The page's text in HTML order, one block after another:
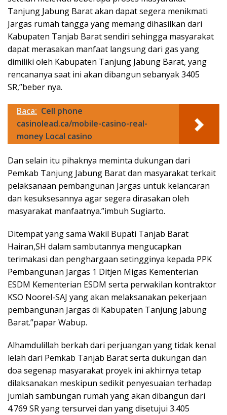
Tanjung Jabung Barat akan dapat segera menikmati
Jargas rumah tangga yang memang dihasilkan dari
Kabupaten Tanjab Barat sendiri sehingga masyarakat
dapat merasakan manfaat langsung dari gas yang
dimiliki oleh Kabupaten Tanjung Jabung Barat, yang
rencananya saat ini akan dibangun sebanyak 3405
SR,”beber nya.
Baca: Cell phone
casinolead.ca/mobile-casino-real-
money Local casino
Dan selain itu pihaknya meminta dukungan dari
Pemkab Tanjung Jabung Barat dan masyarakat terkait
pelaksanaan pembangunan Jargas untuk kelancaran
dan kesuksesannya agar segera dirasakan oleh
masyarakat manfaatnya.”imbuh Sugiarto.
Ditempat yang sama Wakil Bupati Tanjab Barat
Hairan,SH dalam sambutannya mengucapkan
terimakasi dan penghargaan setingginya kepada PPK
Pembangunan Jargas 1 Ditjen Migas Kementerian
ESDM Kementerian ESDM serta perwakilan kontraktor
KSO Noorel-SAJ yang akan melaksanakan pekerjaan
pembangunan Jargas di Kabupaten Tanjung Jabung
Barat.”papar Wabup.
Alhamdulillah berkah dari perjuangan yang tidak kenal
lelah dari Pemkab Tanjab Barat serta dukungan dan
doa segenap masyarakat proyek ini akhirnya tetap
dilaksanakan meskipun sedikit penyesuaian terhadap
jumlah sambungan rumah yang akan dibangun dari
4.769 SR yang tersurvei dan yang disetujui 3.405